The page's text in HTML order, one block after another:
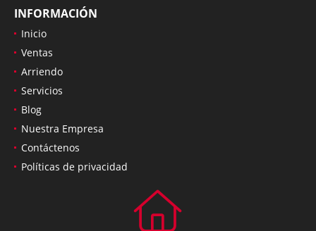
INFORMACIÓN
Inicio
Ventas
Arriendo
Servicios
Blog
Nuestra Empresa
Contáctenos
Políticas de privacidad